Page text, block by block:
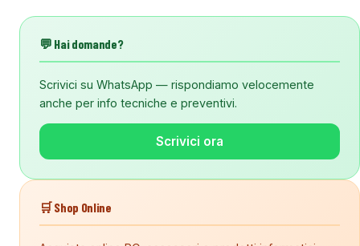
💬 Hai domande?
Scrivici su WhatsApp — rispondiamo velocemente
anche per info tecniche e preventivi.
Scrivici ora
🛒 Shop Online